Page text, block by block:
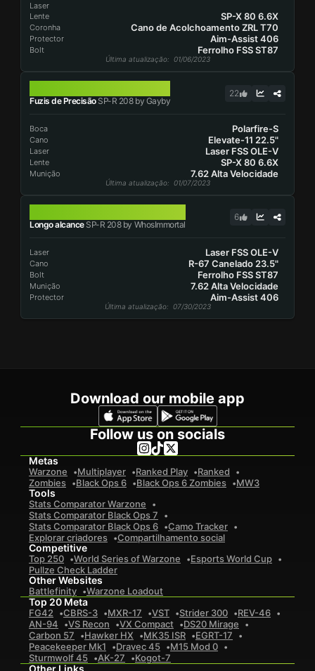
Laser
Lente
SP-X 80 6.6X
Coronha Cano de Acolchoamento ZRL T70
Protector Aim-Assist 406
Bolt Ferrolho FSS ST87
Última atualização: 01/06/2023
Fuzis de PrecisãoSP-R 208 by Gayby
22
Boca Polarfire-S
Cano Elevate-11 22.5"
Laser Laser FSS OLE-V
Lente SP-X 80 6.6X
Munição 7.62 Alta Velocidade
Última atualização: 01/07/2023
Longo alcanceSP-R 208 by WhosImmortal
6
Laser Laser FSS OLE-V
Cano R-67 Canelado 23.5"
Bolt Ferrolho FSS ST87
Munição 7.62 Alta Velocidade
Protector Aim-Assist 406
Última atualização: 07/30/2023
Download our mobile app
Follow us on socials
Metas
Warzone Multiplayer Ranked Play
Ranked
Zombies
Black Ops 6 Black Ops 6 Zombies MW3
Tools
Stats Comparator Warzone
Stats Comparator Black Ops 7
Stats Comparator Black Ops 6
Camo Tracker
Explorar criadores
Compartilhamento social
Competitive
Top 250 World Series of Warzone
Esports World Cup
Pullze Check Ladder
Other Websites
Battlefinity Warzone Loadout
Top 20 Meta
FG42 CBRS-3 MXR-17 VST Strider 300
REV-46
AN-94
VS Recon VX Compact
DS20 Mirage
Carbon 57
Hawker HX MK35 ISR
EGRT-17
Peacekeeper Mk1
Dravec 45
M15 Mod 0
Sturmwolf 45
AK-27 Kogot-7
Other Links